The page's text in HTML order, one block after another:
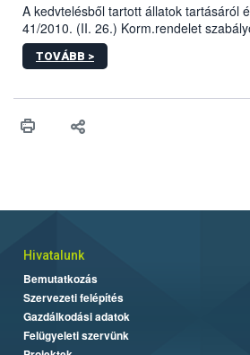
A kedvtelésből tartott állatok tartásáról
41/2010. (II. 26.) Korm.rendelet
sérülés, illetve ennek veszélye
hatósági feladatokat, valamint a
vonni az ebek viselkedésének
TOVÁBB >
Hivatalunk
Bemutatkozás
Szervezeti felépítés
Gazdálkodási adatok
Felügyeleti szervünk